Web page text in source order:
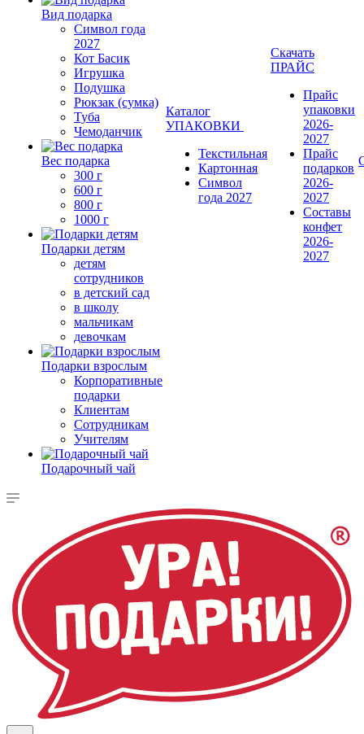
Вид подарка
Символ года
2027
Кот Басик
Игрушка
Подушка
Рюкзак (сумка)
Туба
Чемоданчик
Вес подарка
300 г
600 г
800 г
1000 г
Подарки детям
детям
сотрудников
в детский сад
в школу
мальчикам
девочкам
Подарки взрослым
Корпоративные
подарки
Клиентам
Сотрудникам
Учителям
Подарочный чай
Каталог
УПАКОВКИ
Текстильная
Картонная
Символ
года 2027
Скачать
ПРАЙС
Прайс
упаковки
2026-
2027
Прайс
подарков
2026-
2027
Составы
конфет
2026-
2027